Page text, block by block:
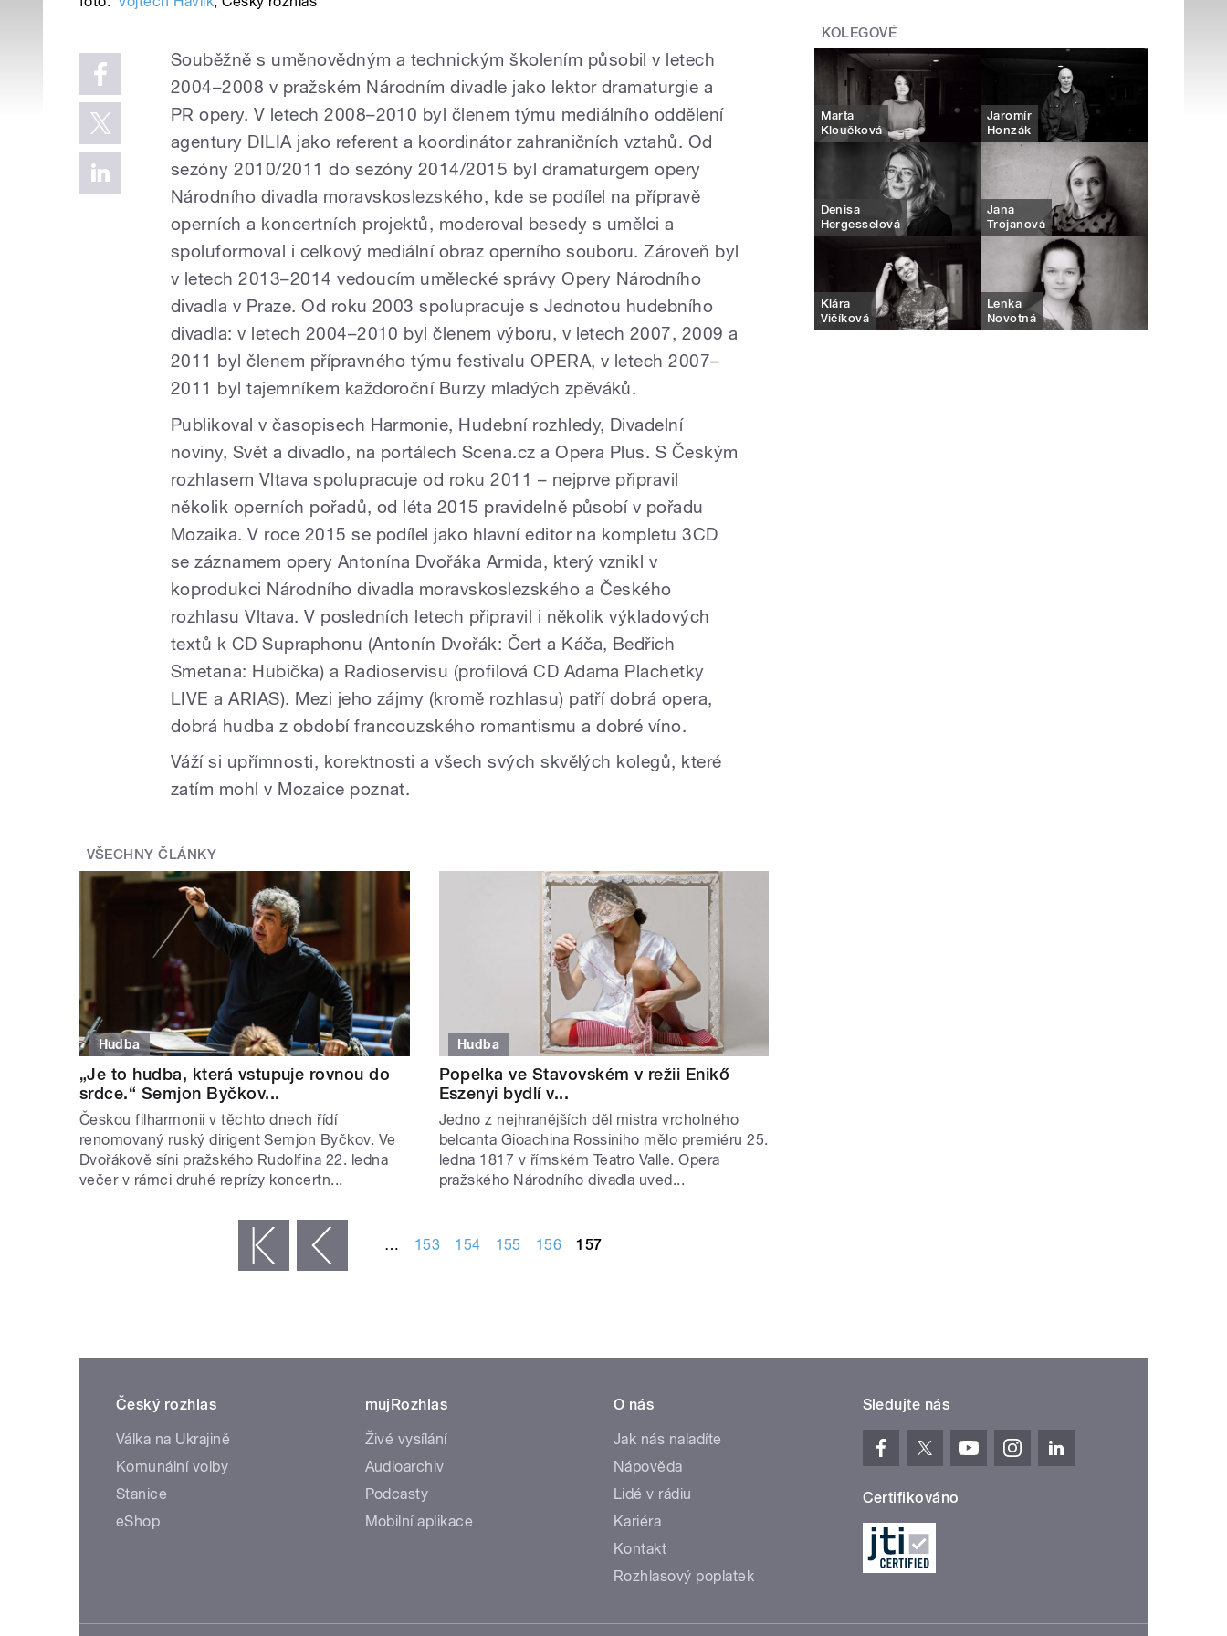
Souběžně s uměnovědným a technickým školením působil v letech
2004–2008 v pražském Národním divadle jako lektor dramaturgie a
PR opery. V letech 2008–2010 byl členem týmu mediálního oddělení
agentury DILIA jako referent a koordinátor zahraničních vztahů. Od
sezóny 2010/2011 do sezóny 2014/2015 byl dramaturgem opery
Národního divadla moravskoslezského, kde se podílel na přípravě
operních a koncertních projektů, moderoval besedy s umělci a
spoluformoval i celkový mediální obraz operního souboru. Zároveň byl
v letech 2013–2014 vedoucím umělecké správy Opery Národního
divadla v Praze. Od roku 2003 spolupracuje s Jednotou hudebního
divadla: v letech 2004–2010 byl členem výboru, v letech 2007, 2009 a
2011 byl členem přípravného týmu festivalu OPERA, v letech 2007–
2011 byl tajemníkem každoroční Burzy mladých zpěváků.
Publikoval v časopisech Harmonie, Hudební rozhledy, Divadelní
noviny, Svět a divadlo, na portálech Scena.cz a Opera Plus. S Českým
rozhlasem Vltava spolupracuje od roku 2011 – nejprve připravil
několik operních pořadů, od léta 2015 pravidelně působí v pořadu
Mozaika. V roce 2015 se podílel jako hlavní editor na kompletu 3CD
se záznamem opery Antonína Dvořáka Armida, který vznikl v
koprodukci Národního divadla moravskoslezského a Českého
rozhlasu Vltava. V posledních letech připravil i několik výkladových
textů k CD Supraphonu (Antonín Dvořák: Čert a Káča, Bedřich
Smetana: Hubička) a Radioservisu (profilová CD Adama Plachetky
LIVE a ARIAS). Mezi jeho zájmy (kromě rozhlasu) patří dobrá opera,
dobrá hudba z období francouzského romantismu a dobré víno.
Váží si upřímnosti, korektnosti a všech svých skvělých kolegů, které
zatím mohl v Mozaice poznat.
VŠECHNY ČLÁNKY
Hudba
„Je to hudba, která vstupuje rovnou do
srdce.“ Semjon Byčkov...
Českou filharmonii v těchto dnech řídí
renomovaný ruský dirigent Semjon Byčkov. Ve
Dvořákově síni pražského Rudolfina 22. ledna
večer v rámci druhé reprízy koncertn...
Hudba
Popelka ve Stavovském v režii Enikő
Eszenyi bydlí v...
Jedno z nejhranějších děl mistra vrcholného
belcanta Gioachina Rossiniho mělo premiéru 25.
ledna 1817 v římském Teatro Valle. Opera
pražského Národního divadla uved...
‹ předchozí … 153 154 155 156 157
KOLEGOVÉ
Marta
Kloučková
Jaromír
Honzák
Denisa
Hergesselová
Jana
Trojanová
Klára
Vičíková
Lenka
Novotná
Český rozhlas
Válka na Ukrajině
Komunální volby
Stanice
eShop
mujRozhlas
Živé vysílání
Audioarchiv
Podcasty
Mobilní aplikace
O nás
Jak nás naladíte
Nápověda
Lidé v rádiu
Kariéra
Kontakt
Rozhlasový poplatek
Sledujte nás
Certifikováno